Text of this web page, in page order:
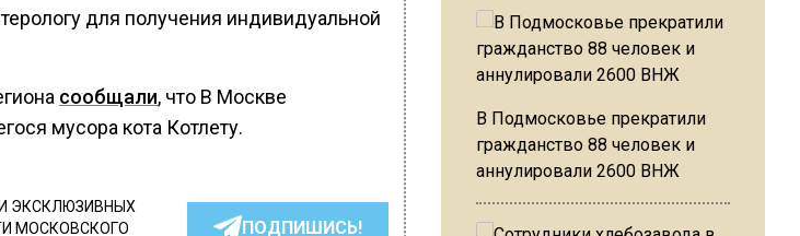
для получения индивидуальной
сообщали, что В Москве
мусора кота Котлету.
ЭКСКЛЮЗИВНЫХ
МОСКОВСКОГО
ПОДПИШИСЬ!
В Подмосковье прекратили
гражданство 88 человек и
аннулировали 2600 ВНЖ